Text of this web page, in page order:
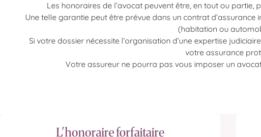
Les honoraires de l’avocat peuvent être, en tout ou
Une telle garantie peut être prévue dans un contrat
(habitation ou
Si votre dossier nécessite l’organisation d’une expertise
votre assurance
Votre assureur ne pourra pas vous imposer un
L'honoraire forfaitaire